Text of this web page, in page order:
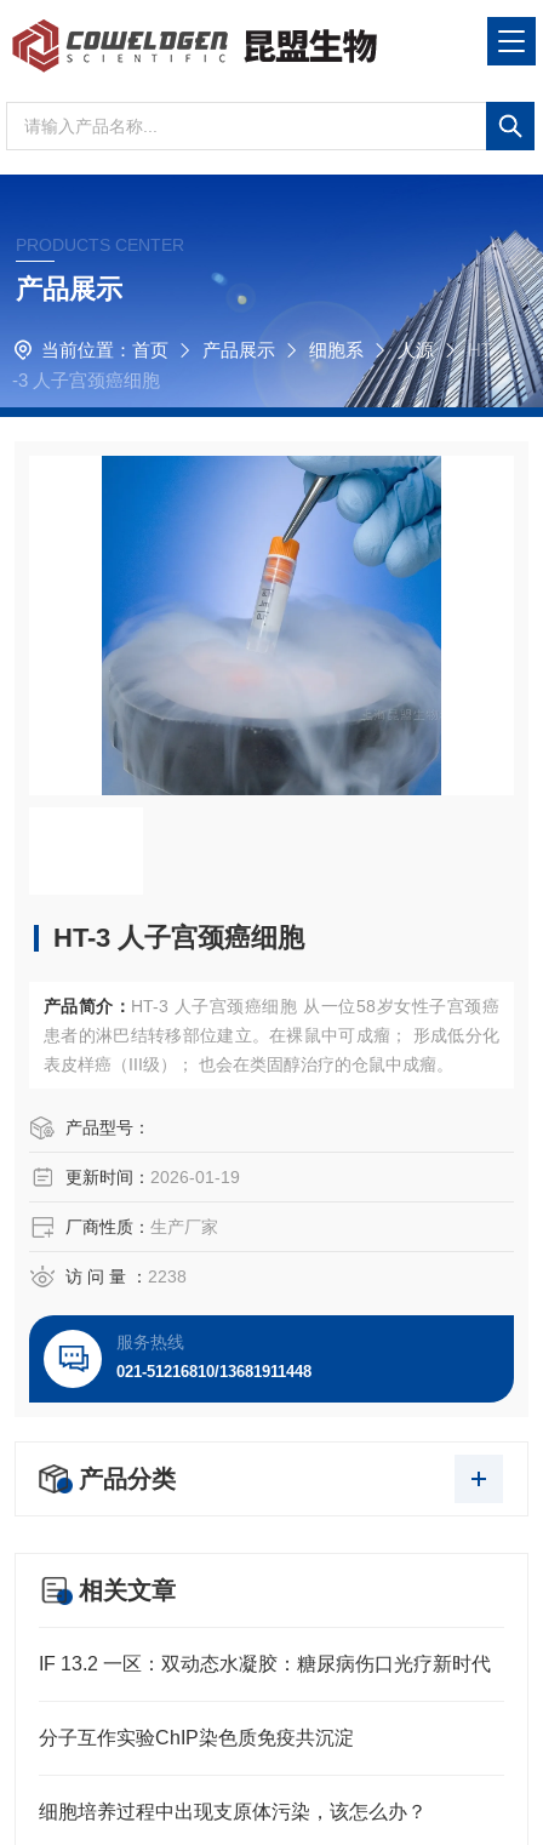
PRODUCTS CENTER
产品展示
当前位置： 首页 产品展示 细胞系 人源
HT
-3 人子宫颈癌细胞
HT-3 人子宫颈癌细胞
产品简介： HT-3 人子宫颈癌细胞 从一位58岁女性子宫颈癌
患者的淋巴结转移部位建立。在裸鼠中可成瘤； 形成低分化
表皮样癌（III级）； 也会在类固醇治疗的仓鼠中成瘤。
产品型号：
更新时间： 2026-01-19
厂商性质： 生产厂家
访 问 量 ： 2238
服务热线
021-51216810/13681911448
产品分类
相关文章
IF 13.2 一区：双动态水凝胶：糖尿病伤口光疗新时代
分子互作实验ChIP染色质免疫共沉淀
细胞培养过程中出现支原体污染，该怎么办？